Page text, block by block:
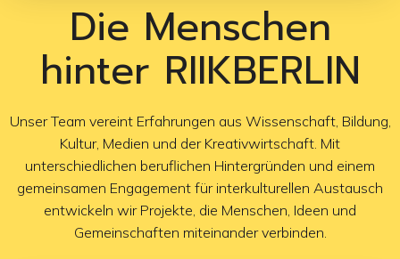
Die Menschen
hinter RIIKBERLIN
Unser Team vereint Erfahrungen aus Wissenschaft, Bildung,
Kultur, Medien und der Kreativwirtschaft. Mit
unterschiedlichen beruflichen Hintergründen und einem
gemeinsamen Engagement für interkulturellen Austausch
entwickeln wir Projekte, die Menschen, Ideen und
Gemeinschaften miteinander verbinden.